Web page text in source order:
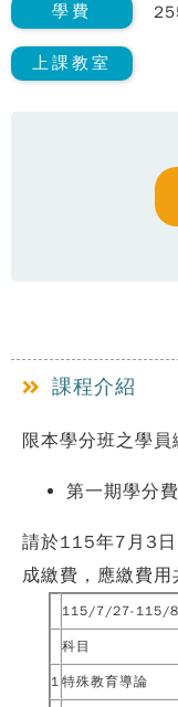
學費
上課教室
課程介紹
限本學分班之學員
第一期學分
請於115年7月3日
成繳費，應繳費用
115/7/27-115/
科目
1特殊教育導論